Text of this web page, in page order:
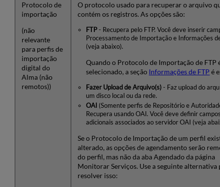
Protocolo de
importação
(não
relevante
para perfis de
importação
digital do
Alma (não
remotos))
O protocolo usado para recuperar o arquivo
contém os registros. As opções são:
FTP - Recupera pelo FTP. Você deve inserir
Processamento de Importação e Informações
(veja abaixo).
Quando o Protocolo de Importação de FTP
selecionado, a seção Informações de FTP é
Fazer Upload de Arquivo(s) - Faz upload do
um disco local ou da rede.
OAI (Somente perfis de Repositório e
Recupera usando OAI. Você deve definir
adicionais associados ao servidor OAI (veja
Se o Protocolo de Importação de um perfil
alterado, as opções de agendamento serão
do perfil, mas não da aba Agendado da página
Monitorar Serviços. Use a seguinte alternativa
resolver isso: